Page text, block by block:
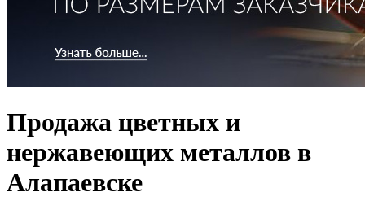
Продажа цветных и
нержавеющих металлов в
Алапаевске